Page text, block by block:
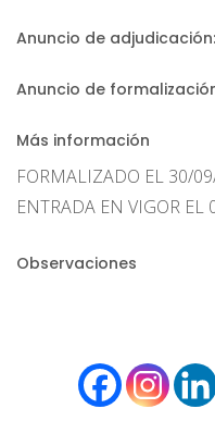
Anuncio de adjudicación:
Anuncio de
Más información
FORMALIZADO EL 30/
ENTRADA EN VIGOR EL
Observaciones